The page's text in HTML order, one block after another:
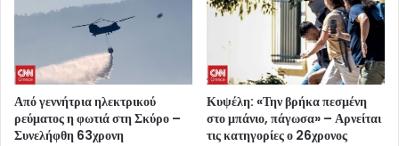
Από γεννήτρια ηλεκτρικού
ρεύματος η φωτιά στη Σκύρο –
Συνελήφθη 63χρονη
Κυψέλη: «Την βρήκα πεσμένη
στο μπάνιο, πάγωσα» – Αρνείται
τις κατηγορίες ο 26χρονος